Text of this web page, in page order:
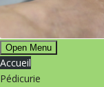
Open Menu
Accueil
Pédicurie